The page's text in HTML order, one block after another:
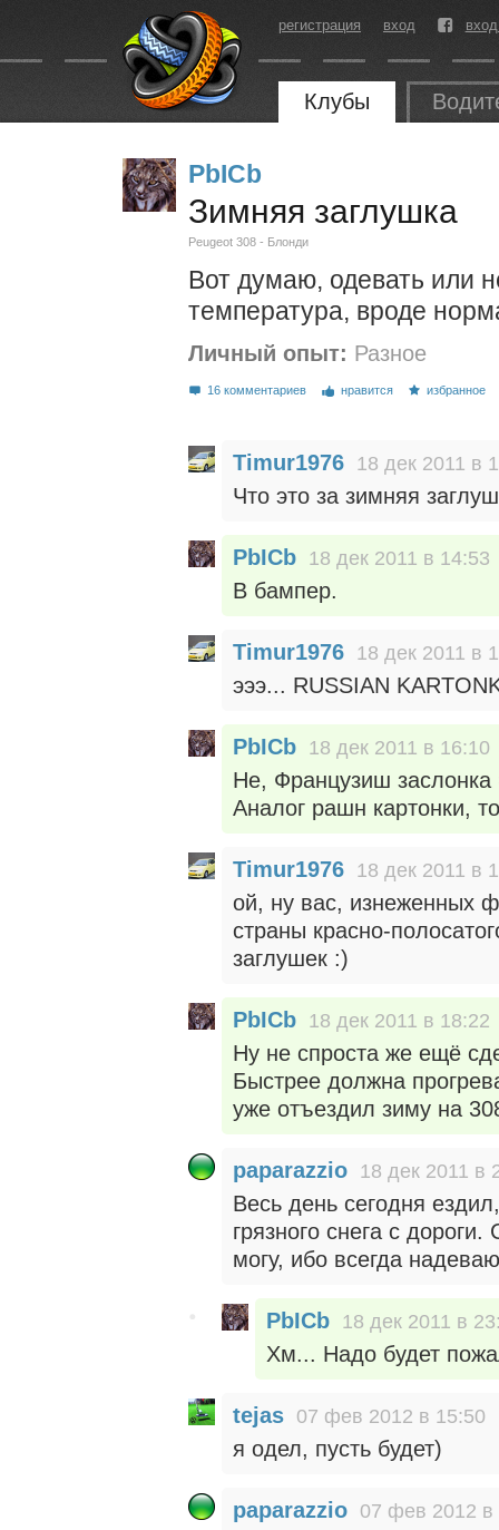
регистрация вход
Клубы
PbICb
Зимняя заглушка
Peugeot 308 - Блонди
Вот думаю, одевать или
температура, вроде
Личный опыт: Разное
16 комментариев нравится избранное
Timur1976 18 дек 2011 в
Что это за зимняя
PbICb 18 дек 2011 в 14:53
В бампер.
Timur1976 18 дек 2011 в
эээ... RUSSIAN
PbICb 18 дек 2011 в 16:10
Не, Французиш заслонка
Аналог рашн картонки,
Timur1976 18 дек 2011 в
ой, ну вас, изнеженных
страны красно-
заглушек :)
PbICb 18 дек 2011 в 18:22
Ну не спроста же ещё
Быстрее должна
уже отъездил зиму на
paparazzio 18 дек 2011 в
Весь день сегодня
грязного снега с
могу, ибо всегда
PbICb 18 дек 2011 в
Хм... Надо будет
tejas 07 фев 2012 в 15:50
я одел, пусть будет)
paparazzio 07 фев 2012 в